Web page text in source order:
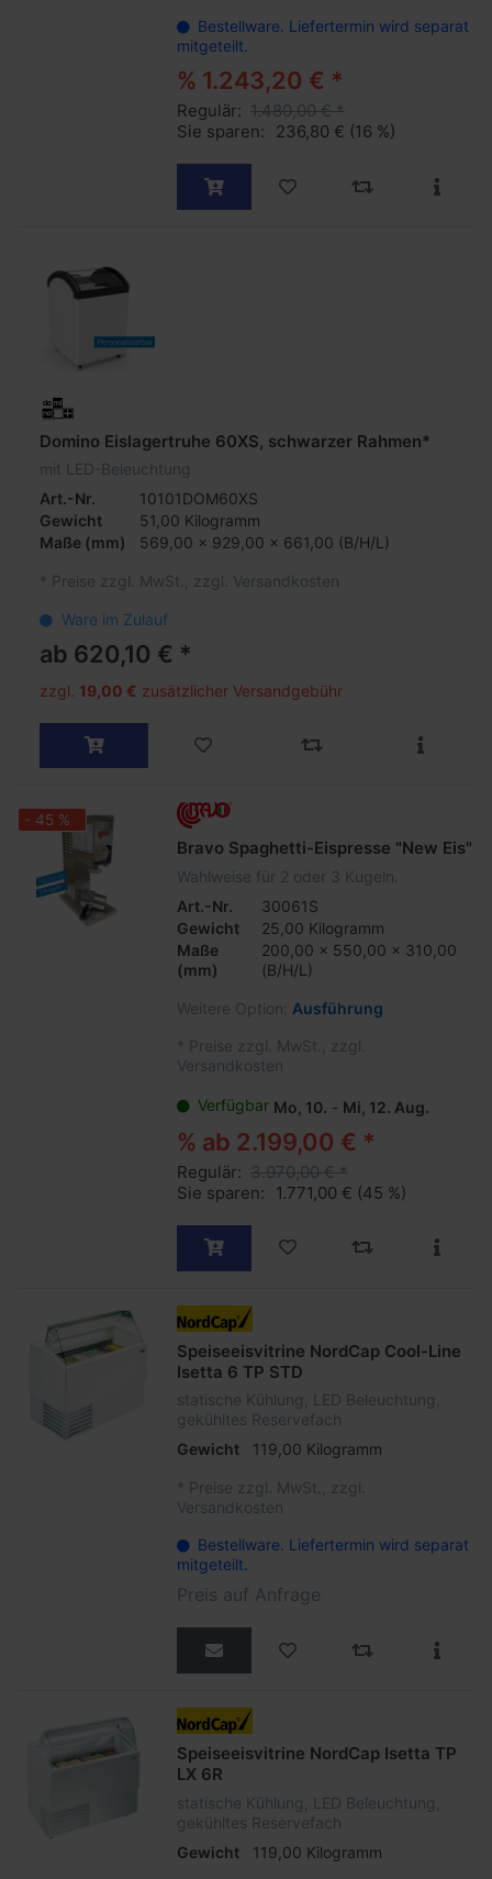
Bestellware. Liefertermin wird separat
mitgeteilt.
% 1.243,20 € *
Regulär: 1.480,00 € *
Sie sparen:
236,80 € (16 %)
Domino Eislagertruhe 60XS, schwarzer Rahmen*
mit LED-Beleuchtung
Art.-Nr.
10101DOM60XS
Gewicht
51,00 Kilogramm
Maße (mm) 569,00 x 929,00 x 661,00 (B/H/L)
* Preise zzgl. MwSt., zzgl. Versandkosten
Ware im Zulauf
ab 620,10 € *
zzgl. 19,00 € zusätzlicher Versandgebühr
- 45 %
Bravo Spaghetti-Eispresse "New Eis"
Wahlweise für 2 oder 3 Kugeln.
Art.-Nr.
30061S
Gewicht
25,00 Kilogramm
Maße
(mm)
200,00 x 550,00 x 310,00
(B/H/L)
Weitere Option: Ausführung
* Preise zzgl. MwSt., zzgl.
Versandkosten
Verfügbar Mo, 10. - Mi, 12. Aug.
% ab 2.199,00 € *
Regulär: 3.970,00 € *
Sie sparen:
1.771,00 € (45 %)
Speiseeisvitrine NordCap Cool-Line
Isetta 6 TP STD
statische Kühlung, LED Beleuchtung,
gekühltes Reservefach
Gewicht
119,00 Kilogramm
* Preise zzgl. MwSt., zzgl.
Versandkosten
Bestellware. Liefertermin wird separat
mitgeteilt.
Preis auf Anfrage
Speiseeisvitrine NordCap Isetta TP
LX 6R
statische Kühlung, LED Beleuchtung,
gekühltes Reservefach
Gewicht
119,00 Kilogramm